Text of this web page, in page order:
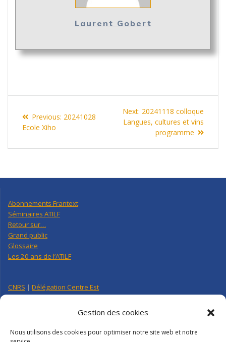
Gestion des cookies
Nous utilisons des cookies pour optimiser notre site web et notre
Laurent Gobert
de
l’article
Previous: Previous
20241028
Ecole Xiho
Next: Next
post:
20241118 colloque
Langues, cultures et vins
programme
Abonnements Frantext
Séminaires ATILF
Retour sur…
Grand public
Glossaire
Les 20 ans de l’ATILF
CNRS | Délégation Centre Est
Université de Lorraine
CNRS Hebdo Centre-Est